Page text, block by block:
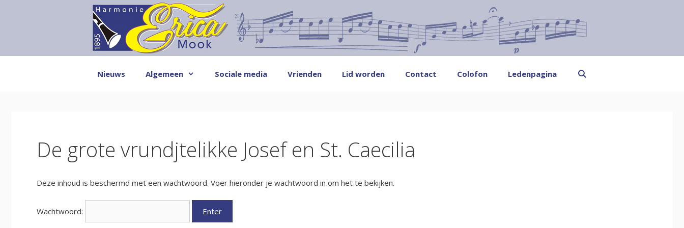
Nieuws Algemeen Sociale media Vrienden Lid worden Contact Colofon Ledenpagina
De grote vrundjtelikke Josef en St. Caecilia
Deze inhoud is beschermd met een wachtwoord. Voer hieronder je wachtwoord in om het te bekijken.
Wachtwoord: